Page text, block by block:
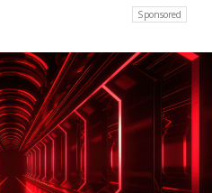
Sponsored